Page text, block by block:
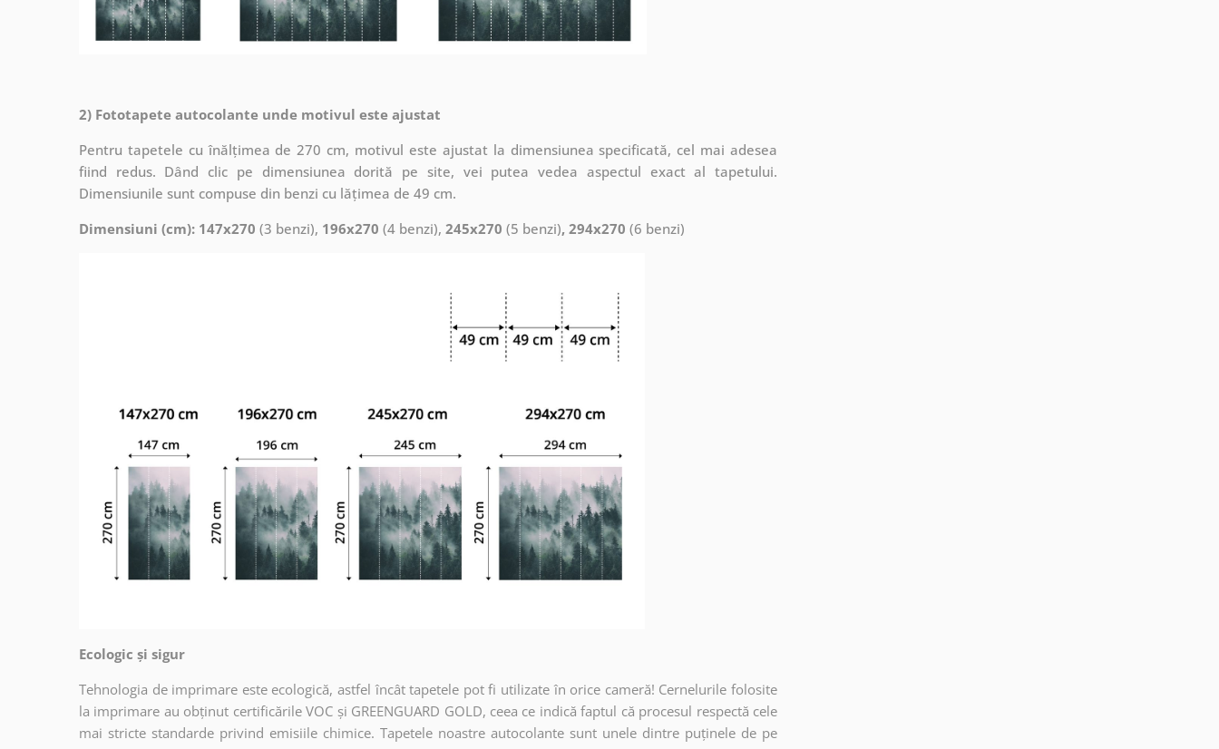
2) Fototapete autocolante unde motivul este ajustat
Pentru tapetele cu înălțimea de 270 cm, motivul este ajustat la dimensiunea specificată, cel mai adesea
fiind redus. Dând clic pe dimensiunea dorită pe site, vei putea vedea aspectul exact al tapetului.
Dimensiunile sunt compuse din benzi cu lățimea de 49 cm.
Dimensiuni (cm): 147x270 (3 benzi), 196x270 (4 benzi), 245x270 (5 benzi), 294x270 (6 benzi)
Ecologic și sigur
Tehnologia de imprimare este ecologică, astfel încât tapetele pot fi utilizate în orice cameră! Cernelurile folosite
la imprimare au obținut certificările VOC și GREENGUARD GOLD, ceea ce indică faptul că procesul respectă cele
mai stricte standarde privind emisiile chimice. Tapetele noastre autocolante sunt unele dintre puținele de pe